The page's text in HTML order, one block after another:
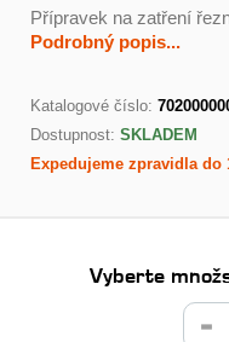
Přípravek na zatření
Podrobný popis...
Katalogové číslo:
Dostupnost: SKLADEM
Expedujeme zpravidla do
Vyberte